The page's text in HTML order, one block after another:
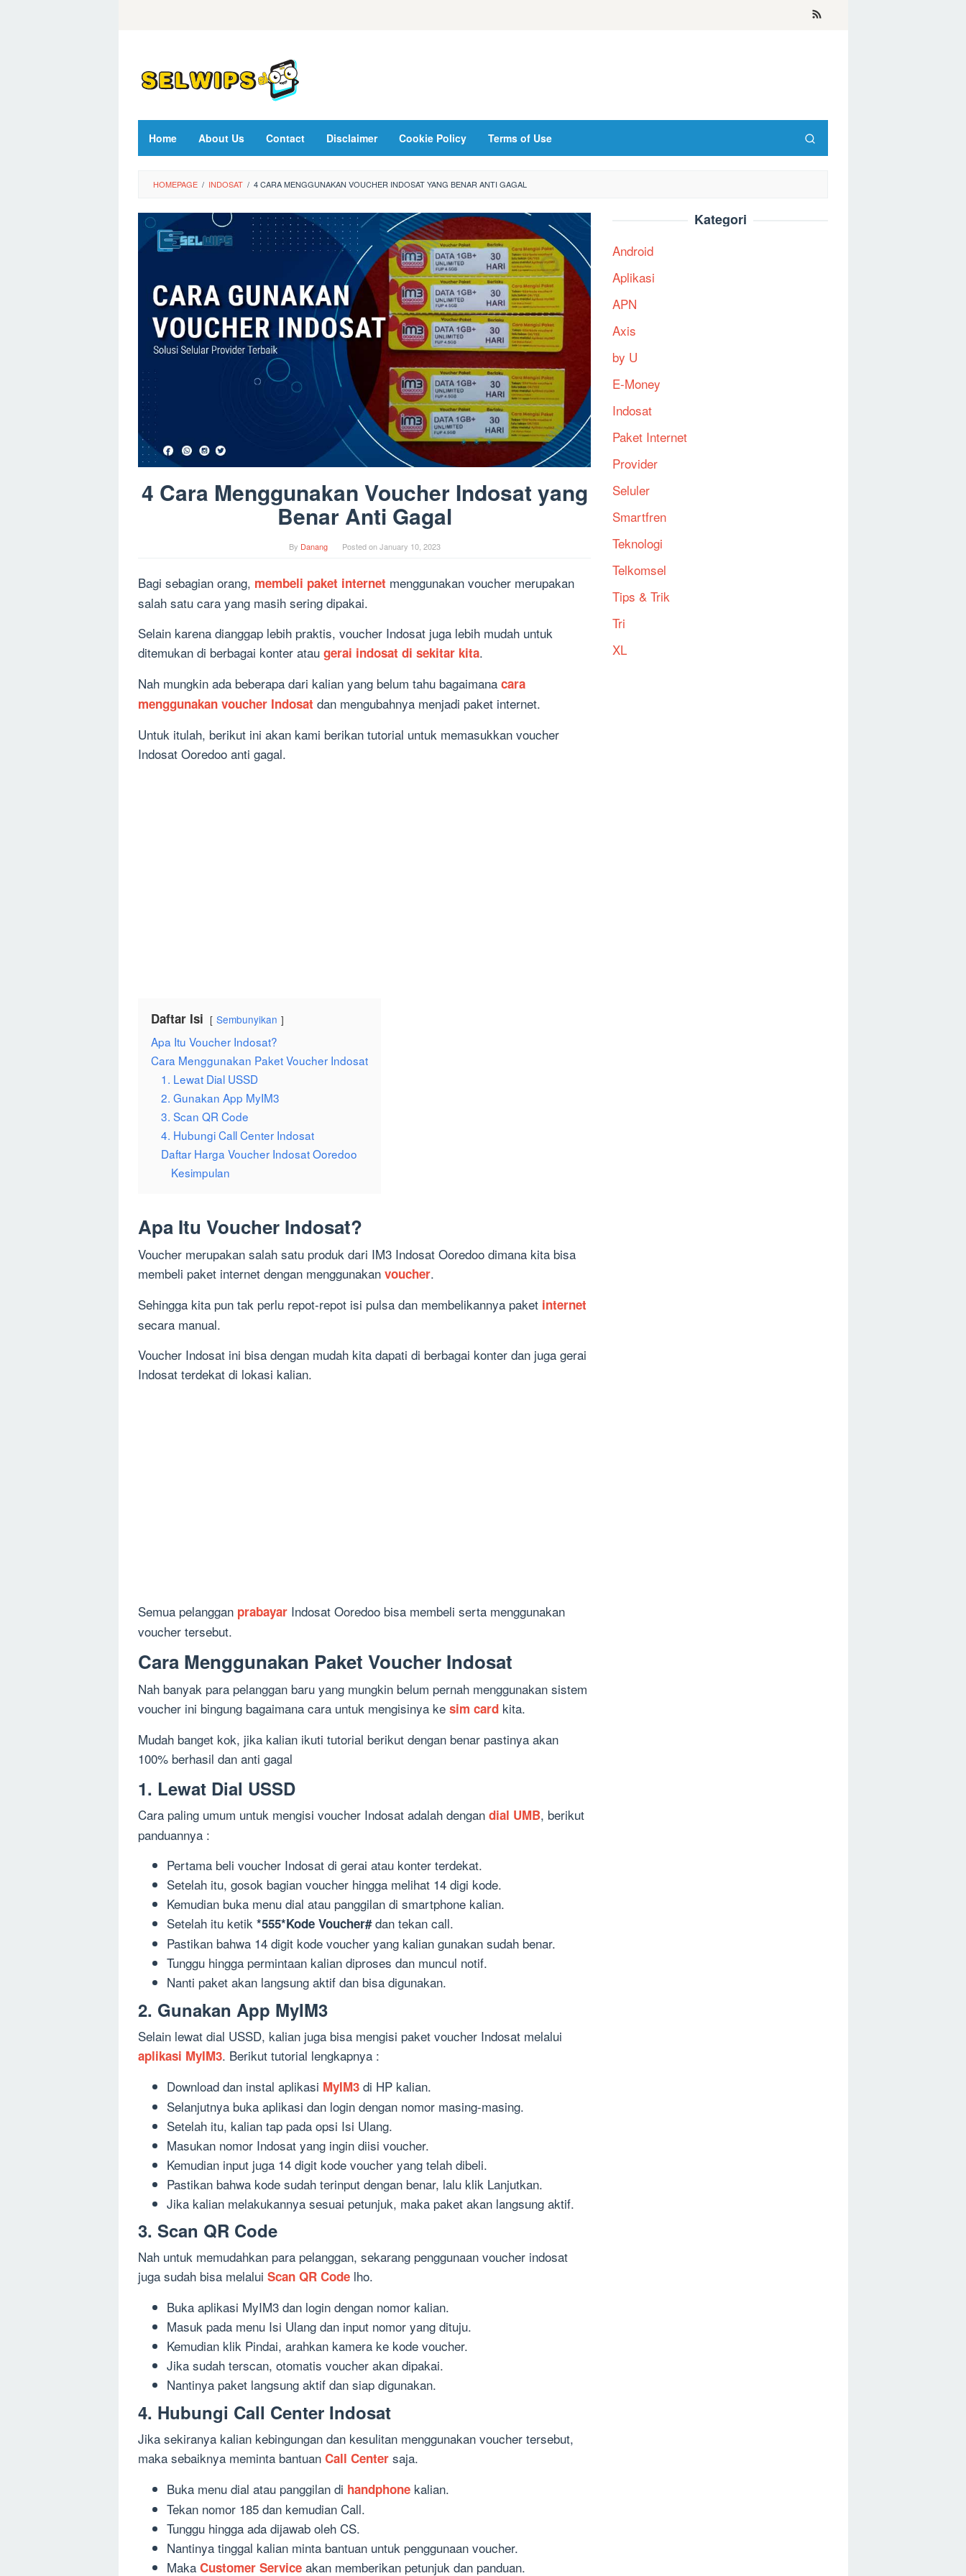
Home About Us Contact Disclaimer Cookie Policy Terms of Use
HOMEPAGE / INDOSAT / 4 CARA MENGGUNAKAN VOUCHER INDOSAT YANG BENAR ANTI GAGAL
4 Cara Menggunakan Voucher Indosat yang
Benar Anti Gagal
By Danang Posted onJanuary 10, 2023
Bagi sebagian orang, membeli paket internet menggunakan voucher merupakan
salah satu cara yang masih sering dipakai.
Selain karena dianggap lebih praktis, voucher Indosat juga lebih mudah untuk
ditemukan di berbagai konter atau gerai indosat di sekitar kita.
Nah mungkin ada beberapa dari kalian yang belum tahu bagaimana cara
menggunakan voucher Indosat dan mengubahnya menjadi paket internet.
Untuk itulah, berikut ini akan kami berikan tutorial untuk memasukkan voucher
Indosat Ooredoo anti gagal.
Daftar Isi Sembunyikan
Apa Itu Voucher Indosat?
Cara Menggunakan Paket Voucher Indosat
1. Lewat Dial USSD
2. Gunakan App MyIM3
3. Scan QR Code
4. Hubungi Call Center Indosat
Daftar Harga Voucher Indosat Ooredoo
Kesimpulan
Apa Itu Voucher Indosat?
Voucher merupakan salah satu produk dari IM3 Indosat Ooredoo dimana kita bisa
membeli paket internet dengan menggunakan voucher.
Sehingga kita pun tak perlu repot-repot isi pulsa dan membelikannya paket internet
secara manual.
Voucher Indosat ini bisa dengan mudah kita dapati di berbagai konter dan juga gerai
Indosat terdekat di lokasi kalian.
Semua pelanggan prabayar Indosat Ooredoo bisa membeli serta menggunakan
voucher tersebut.
Cara Menggunakan Paket Voucher Indosat
Nah banyak para pelanggan baru yang mungkin belum pernah menggunakan sistem
voucher ini bingung bagaimana cara untuk mengisinya ke sim card kita.
Mudah banget kok, jika kalian ikuti tutorial berikut dengan benar pastinya akan
100% berhasil dan anti gagal
1. Lewat Dial USSD
Cara paling umum untuk mengisi voucher Indosat adalah dengan dial UMB, berikut
panduannya :
Pertama beli voucher Indosat di gerai atau konter terdekat.
Setelah itu, gosok bagian voucher hingga melihat 14 digi kode.
Kemudian buka menu dial atau panggilan di smartphone kalian.
Setelah itu ketik *555*Kode Voucher#dan tekan call.
Pastikan bahwa 14 digit kode voucher yang kalian gunakan sudah benar.
Tunggu hingga permintaan kalian diproses dan muncul notif.
Nanti paket akan langsung aktif dan bisa digunakan.
2. Gunakan App MyIM3
Selain lewat dial USSD, kalian juga bisa mengisi paket voucher Indosat melalui
aplikasi MyIM3. Berikut tutorial lengkapnya :
Download dan instal aplikasi MyIM3 di HP kalian.
Selanjutnya buka aplikasi dan login dengan nomor masing-masing.
Setelah itu, kalian tap pada opsi Isi Ulang.
Masukan nomor Indosat yang ingin diisi voucher.
Kemudian input juga 14 digit kode voucher yang telah dibeli.
Pastikan bahwa kode sudah terinput dengan benar, lalu klik Lanjutkan.
Jika kalian melakukannya sesuai petunjuk, maka paket akan langsung aktif.
3. Scan QR Code
Nah untuk memudahkan para pelanggan, sekarang penggunaan voucher indosat
juga sudah bisa melalui Scan QR Code lho.
Buka aplikasi MyIM3 dan login dengan nomor kalian.
Masuk pada menu Isi Ulang dan input nomor yang dituju.
Kemudian klik Pindai, arahkan kamera ke kode voucher.
Jika sudah terscan, otomatis voucher akan dipakai.
Nantinya paket langsung aktif dan siap digunakan.
4. Hubungi Call Center Indosat
Jika sekiranya kalian kebingungan dan kesulitan menggunakan voucher tersebut,
maka sebaiknya meminta bantuan Call Center saja.
Buka menu dial atau panggilan di handphone kalian.
Tekan nomor 185 dan kemudian Call.
Tunggu hingga ada dijawab oleh CS.
Nantinya tinggal kalian minta bantuan untuk penggunaan voucher.
Maka Customer Service akan memberikan petunjuk dan panduan.
Kategori
Android
Aplikasi
APN
Axis
by U
E-Money
Indosat
Paket Internet
Provider
Seluler
Smartfren
Teknologi
Telkomsel
Tips & Trik
Tri
XL